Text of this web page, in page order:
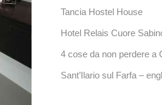
Tancia Hostel House
Hotel Relais Cuore
4 cose da non perdere a
Sant’Ilario sul Farfa –